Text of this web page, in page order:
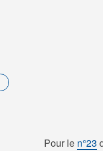
Pour le n°23